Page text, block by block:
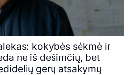
kokybės sėkmė ir
ne iš dešimčių, bet
gerų atsakymų